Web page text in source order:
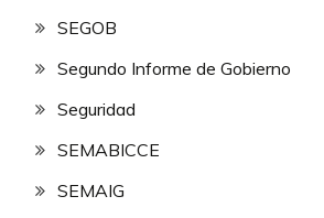
SEGOB
Segundo Informe de Gobierno
Seguridad
SEMABICCE
SEMAIG